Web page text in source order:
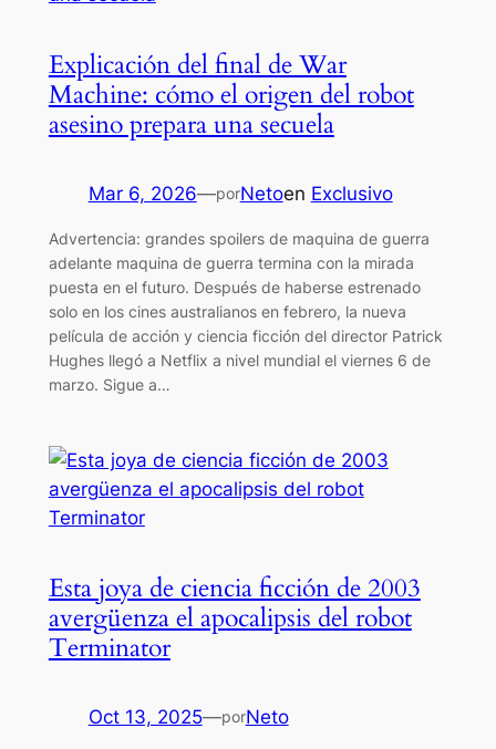
Explicación del final de War
Machine: cómo el origen del robot
asesino prepara una secuela
Mar 6, 2026—porNetoen Exclusivo
Advertencia: grandes spoilers de maquina de guerra
adelante maquina de guerra termina con la mirada
puesta en el futuro. Después de haberse estrenado
solo en los cines australianos en febrero, la nueva
película de acción y ciencia ficción del director Patrick
Hughes llegó a Netflix a nivel mundial el viernes 6 de
marzo. Sigue a…
Esta joya de ciencia ficción de 2003
avergüenza el apocalipsis del robot
Terminator
Oct 13, 2025—porNeto